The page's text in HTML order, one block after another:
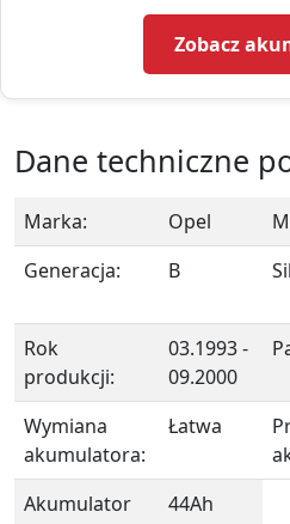
Zobacz
Dane techniczne
Marka: Opel
Generacja:
B
Rok
produkcji:
03.1993 -
09.2000
Wymiana
akumulatora:
Łatwa
Akumulator
44Ah